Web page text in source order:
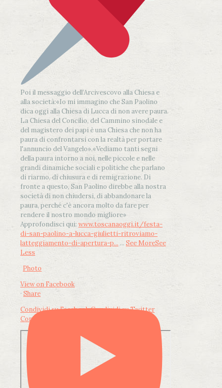
Poi il messaggio dell’Arcivescovo alla Chiesa e
alla società:«Io mi immagino che San Paolino
dica oggi alla Chiesa di Lucca di non avere paura.
La Chiesa del Concilio, del Cammino sinodale e
del magistero dei papi è una Chiesa che non ha
paura di confrontarsi con la realtà per portare
l'annuncio del Vangelo».«Vediamo tanti segni
della paura intorno a noi, nelle piccole e nelle
grandi dinamiche sociali e politiche che parlano
di riarmo, di chiusura e di remigrazione. Di
fronte a questo, San Paolino direbbe alla nostra
società di non chiudersi, di abbandonare la
paura, perché c'è ancora molto da fare per
rendere il nostro mondo migliore»
Approfondisci qui: www.toscanaoggi.it/festa-
di-san-paolino-a-lucca-giulietti-ritroviamo-
latteggiamento-di-apertura-p... ... See MoreSee
Less
Photo
View on Facebook
· Share
Condividi su FacebookCondividi su Twitter
Condividi su LinkedIn